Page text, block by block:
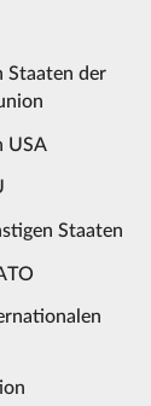
Staaten der
USA
Staaten